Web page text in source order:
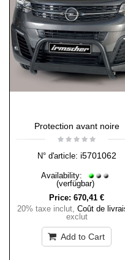
Protection avant noire
N° d'article: i5701062
Availability:
(verfügbar)
Price: 670,41 €
20% taxe inclut, Coût de
exclut
Add to Cart